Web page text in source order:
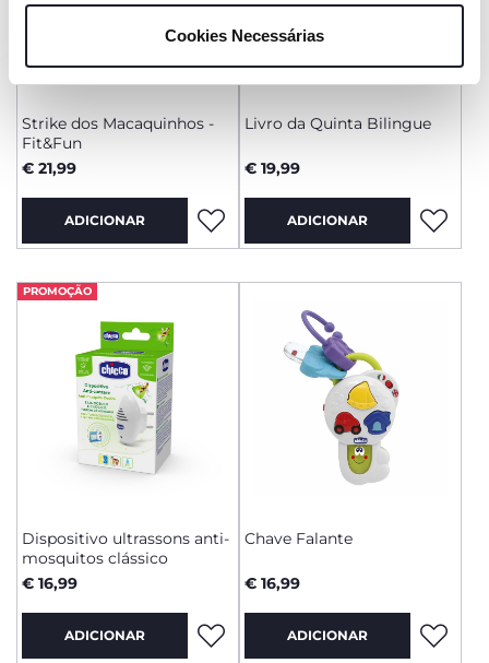
são necessários e essenciais para garantir o
funcionamento desta página.
Cookies Necessárias
Strike dos Macaquinhos -
Fit&Fun
€ 21,99
ADICIONAR
Livro da Quinta Bilingue
€ 19,99
ADICIONAR
PROMOÇÃO
Dispositivo ultrassons anti-
mosquitos clássico
€ 16,99
ADICIONAR
Chave Falante
€ 16,99
ADICIONAR